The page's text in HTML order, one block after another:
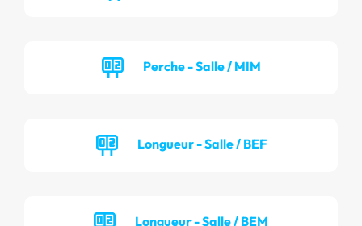
Perche - Salle / MIM
Longueur - Salle / BEF
Longueur - Salle / BEM